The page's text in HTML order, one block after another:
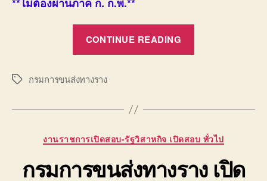
CONTINUE READING
อาหาร
ชาติ
รับ
Tagsกรมการขนส่งทางราง
Categories
งานราชการเปิดสอบ-รัฐวิสาหกิจ เปิดสอบ ทั่วไป
กรมการขนส่งทางราง เปิด